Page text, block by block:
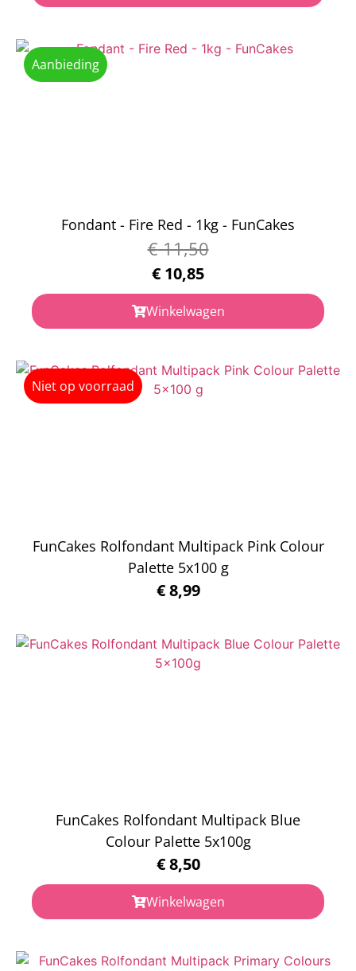
Aanbieding
Fondant - Fire Red - 1kg - FunCakes
€11,50
€ 10,85
Winkelwagen
Niet op voorraad
FunCakes Rolfondant Multipack Pink Colour
Palette 5x100 g
€8,99
FunCakes Rolfondant Multipack Blue
Colour Palette 5x100g
€8,50
Winkelwagen